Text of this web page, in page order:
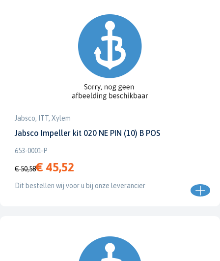
Jabsco, ITT, Xylem
Jabsco Impeller kit 020 NE PIN (10) B POS
653-0001-P
€ 50,58€ 45,52
Dit bestellen wij voor u bij onze leverancier